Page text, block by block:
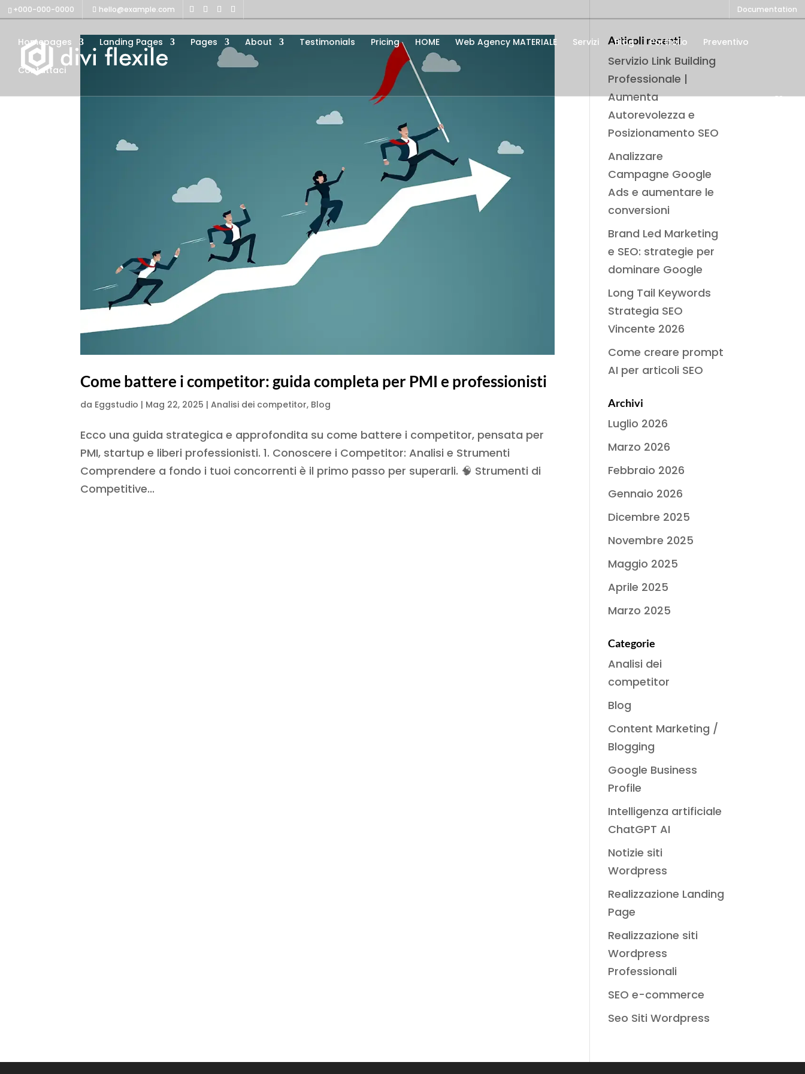
+000-000-0000 hello@example.com Documentation
Homepages Landing Pages Pages About Testimonials Pricing HOME Web Agency MATERIALE Servizi Blog Portfolio Preventivo
Contattaci
Come battere i competitor: guida completa per PMI e professionisti
da Eggstudio | Mag 22, 2025 |Analisi dei competitor, Blog
Ecco una guida strategica e approfondita su come battere i competitor, pensata per
PMI, startup e liberi professionisti. 1. Conoscere i Competitor: Analisi e Strumenti
Comprendere a fondo i tuoi concorrenti è il primo passo per superarli. 🧠 Strumenti di
Competitive...
Articoli recenti
Servizio Link Building
Professionale |
Aumenta
Autorevolezza e
Posizionamento SEO
Analizzare
Campagne Google
Ads e aumentare le
conversioni
Brand Led Marketing
e SEO: strategie per
dominare Google
Long Tail Keywords
Strategia SEO
Vincente 2026
Come creare prompt
AI per articoli SEO
Archivi
Luglio 2026
Marzo 2026
Febbraio 2026
Gennaio 2026
Dicembre 2025
Novembre 2025
Maggio 2025
Aprile 2025
Marzo 2025
Categorie
Analisi dei
competitor
Blog
Content Marketing /
Blogging
Google Business
Profile
Intelligenza artificiale
ChatGPT AI
Notizie siti
Wordpress
Realizzazione Landing
Page
Realizzazione siti
Wordpress
Professionali
SEO e-commerce
Seo Siti Wordpress